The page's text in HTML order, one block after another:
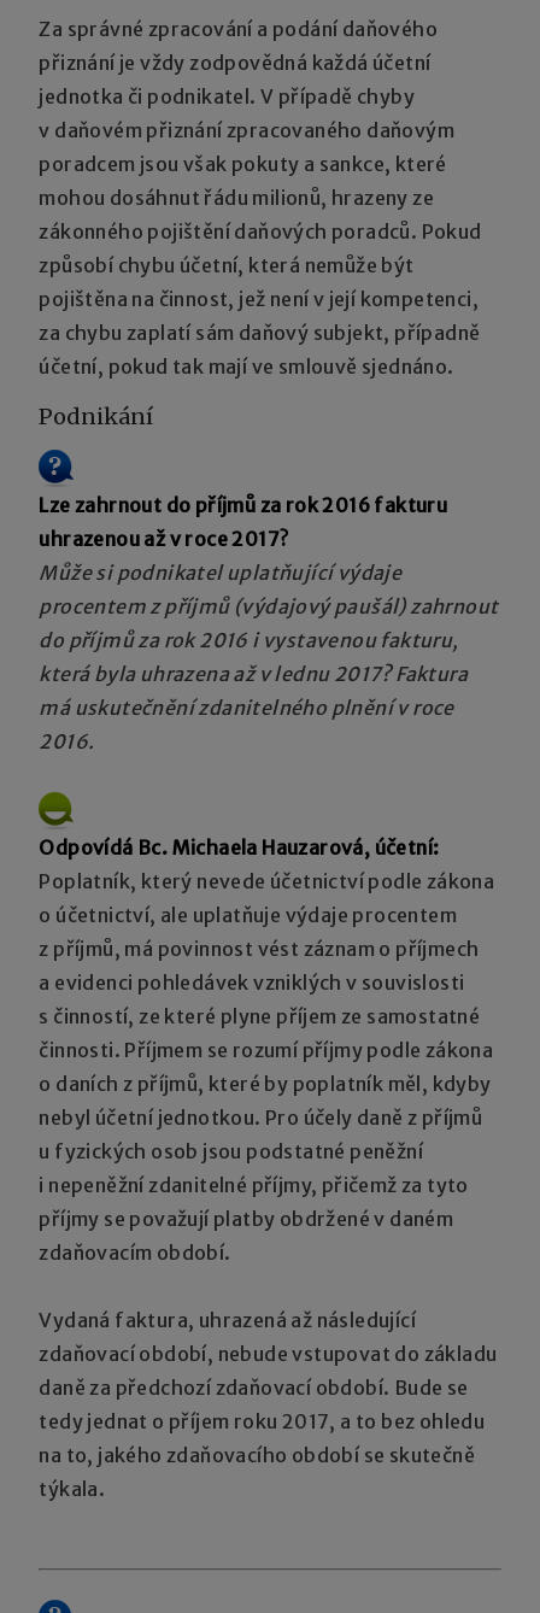
Za správné zpracování a podání daňového
přiznání je vždy zodpovědná každá účetní
jednotka či podnikatel. V případě chyby
v daňovém přiznání zpracovaného daňovým
poradcem jsou však pokuty a sankce, které
mohou dosáhnut řádu milionů, hrazeny ze
zákonného pojištění daňových poradců. Pokud
způsobí chybu účetní, která nemůže být
pojištěna na činnost, jež není v její kompetenci,
za chybu zaplatí sám daňový subjekt, případně
účetní, pokud tak mají ve smlouvě sjednáno.
Podnikání
Lze zahrnout do příjmů za rok 2016 fakturu
uhrazenou až v roce 2017?
Může si podnikatel uplatňující výdaje
procentem z příjmů (výdajový paušál) zahrnout
do příjmů za rok 2016 i vystavenou fakturu,
která byla uhrazena až v lednu 2017? Faktura
má uskutečnění zdanitelného plnění v roce
2016.
Odpovídá Bc. Michaela Hauzarová, účetní:
Poplatník, který nevede účetnictví podle zákona
o účetnictví, ale uplatňuje výdaje procentem
z příjmů, má povinnost vést záznam o příjmech
a evidenci pohledávek vzniklých v souvislosti
s činností, ze které plyne příjem ze samostatné
činnosti. Příjmem se rozumí příjmy podle zákona
o daních z příjmů, které by poplatník měl, kdyby
nebyl účetní jednotkou. Pro účely daně z příjmů
u fyzických osob jsou podstatné peněžní
i nepeněžní zdanitelné příjmy, přičemž za tyto
příjmy se považují platby obdržené v daném
zdaňovacím období.
Vydaná faktura, uhrazená až následující
zdaňovací období, nebude vstupovat do základu
daně za předchozí zdaňovací období. Bude se
tedy jednat o příjem roku 2017, a to bez ohledu
na to, jakého zdaňovacího období se skutečně
týkala.